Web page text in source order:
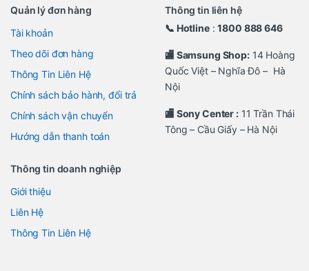
Quản lý đơn hàng
Tài khoản
Theo dõi đơn hàng
Thông Tin Liên Hệ
Chính sách bảo hành, đổi trả
Chính sách vận chuyển
Hướng dẫn thanh toán
Thông tin liên hệ
📞 Hotline:1800 888 646
🏬 Samsung Shop:14 Hoàng
Quốc Việt – Nghĩa Đô – Hà
Nội
🏬 Sony Center :11 Trần Thái
Tông – Cầu Giấy – Hà Nội
Thông tin doanh nghiệp
Giới thiệu
Liên Hệ
Thông Tin Liên Hệ